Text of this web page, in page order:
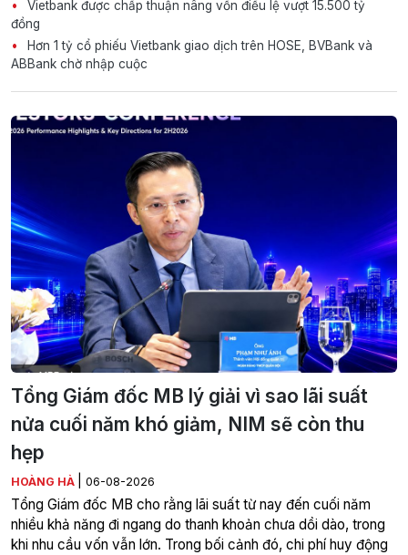
Vietbank được chấp thuận nâng vốn điều lệ vượt 15.500 tỷ
đồng
Hơn 1 tỷ cổ phiếu Vietbank giao dịch trên HOSE, BVBank và
ABBank chờ nhập cuộc
Tổng Giám đốc MB lý giải vì sao lãi suất
nửa cuối năm khó giảm, NIM sẽ còn thu
hẹp
HOÀNG HÀ 06-08-2026
Tổng Giám đốc MB cho rằng lãi suất từ nay đến cuối năm
nhiều khả năng đi ngang do thanh khoản chưa dồi dào, trong
khi nhu cầu vốn vẫn lớn. Trong bối cảnh đó, chi phí huy động